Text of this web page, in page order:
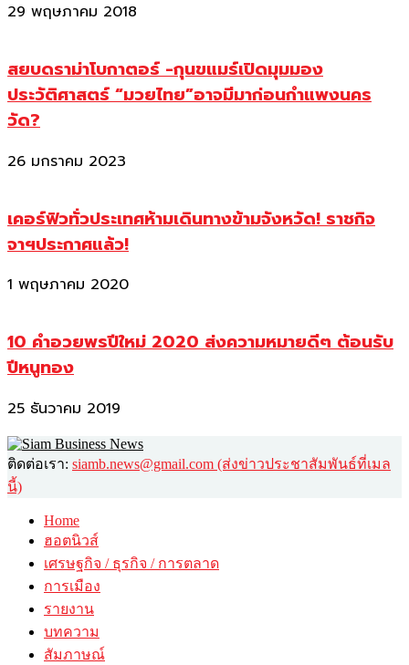
29 พฤษภาคม 2018
สยบดราม่าโบกาตอร์ -กุนขแมร์เปิดมุมมอง
ประวัติศาสตร์ “มวยไทย”อาจมีมาก่อนกำแพงนคร
วัด?
26 มกราคม 2023
เคอร์ฟิวทั่วประเทศห้ามเดินทางข้ามจังหวัด! ราชกิจ
จาฯประกาศแล้ว!
1 พฤษภาคม 2020
10 คำอวยพรปีใหม่ 2020 ส่งความหมายดีๆ ต้อนรับ
ปีหนูทอง
25 ธันวาคม 2019
ติดต่อเรา: siamb.news@gmail.com (ส่งข่าวประชาสัมพันธ์ที่เมล
นี้)
Home
ฮอตนิวส์
เศรษฐกิจ / ธุรกิจ / การตลาด
การเมือง
รายงาน
บทความ
สัมภาษณ์